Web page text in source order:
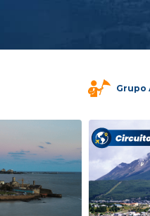
Grupo